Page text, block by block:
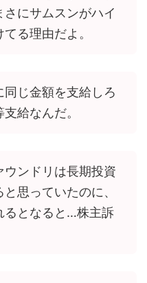
にサムスンがハイ
る理由だよ。
同じ金額を支給しろ
給なんだ。
ウンドリは長期投資
思っていたのに、
るとなると…株主訴